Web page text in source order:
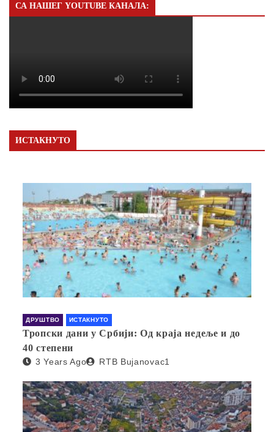
СА НАШЕГ YOUTUBE КАНАЛА:
ИСТАКНУТО
ДРУШТВО ИСТАКНУТО
Тропски дани у Србији: Од краја недеље и до
40 степени
3 Years Ago RTB Bujanovac1